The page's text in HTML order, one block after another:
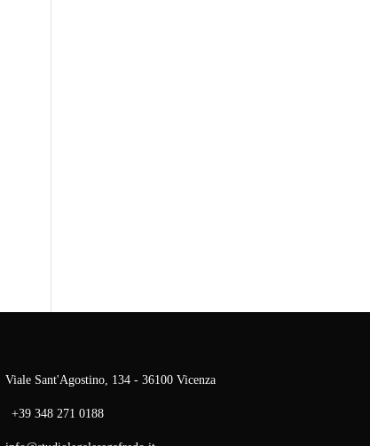
Viale Sant'Agostino, 134 - 36100 Vicenza
+39 348 271 0188